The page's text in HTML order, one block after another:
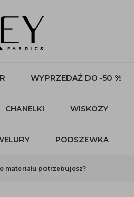
WYPRZEDAŻ DO -50 %
CHANELKI WISKOZY
PODSZEWKA
materiału potrzebujesz?